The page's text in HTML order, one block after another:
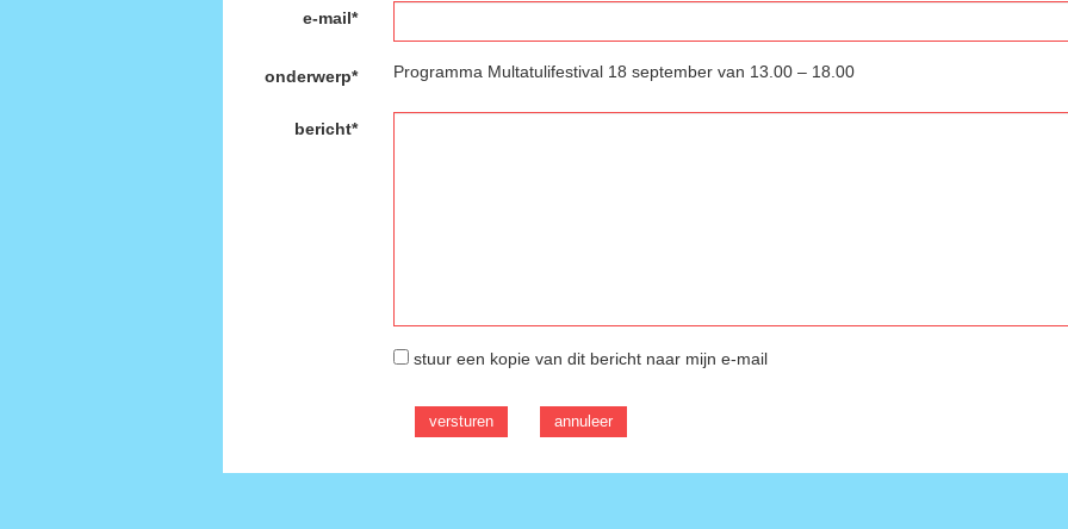
e-mail*
onderwerp* Programma Multatulifestival 18 september van 13.00 – 18.00
bericht*
stuur een kopie van dit bericht naar mijn e-mail
versturen